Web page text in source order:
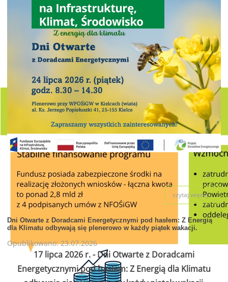
czytaj więcej...
Dni Otwarte z Doradcami Energetycznymi pod hasłem: Z Energią
dla Klimatu odbywają się plenerowo w każdy piątek wakacji.
Opublikowano: 23.07.2026
17 lipca 2026 r. - Dni Otwarte z Doradcami
Energetycznymi pod hasłem: Z Energią dla Klimatu